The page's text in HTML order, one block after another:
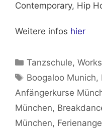
Contemporary, Hip
Weitere infos hier
Kategorien
Tanzschule,
Schlagwörter
Boogaloo Munich,
Anfängerkurse
München,
München,